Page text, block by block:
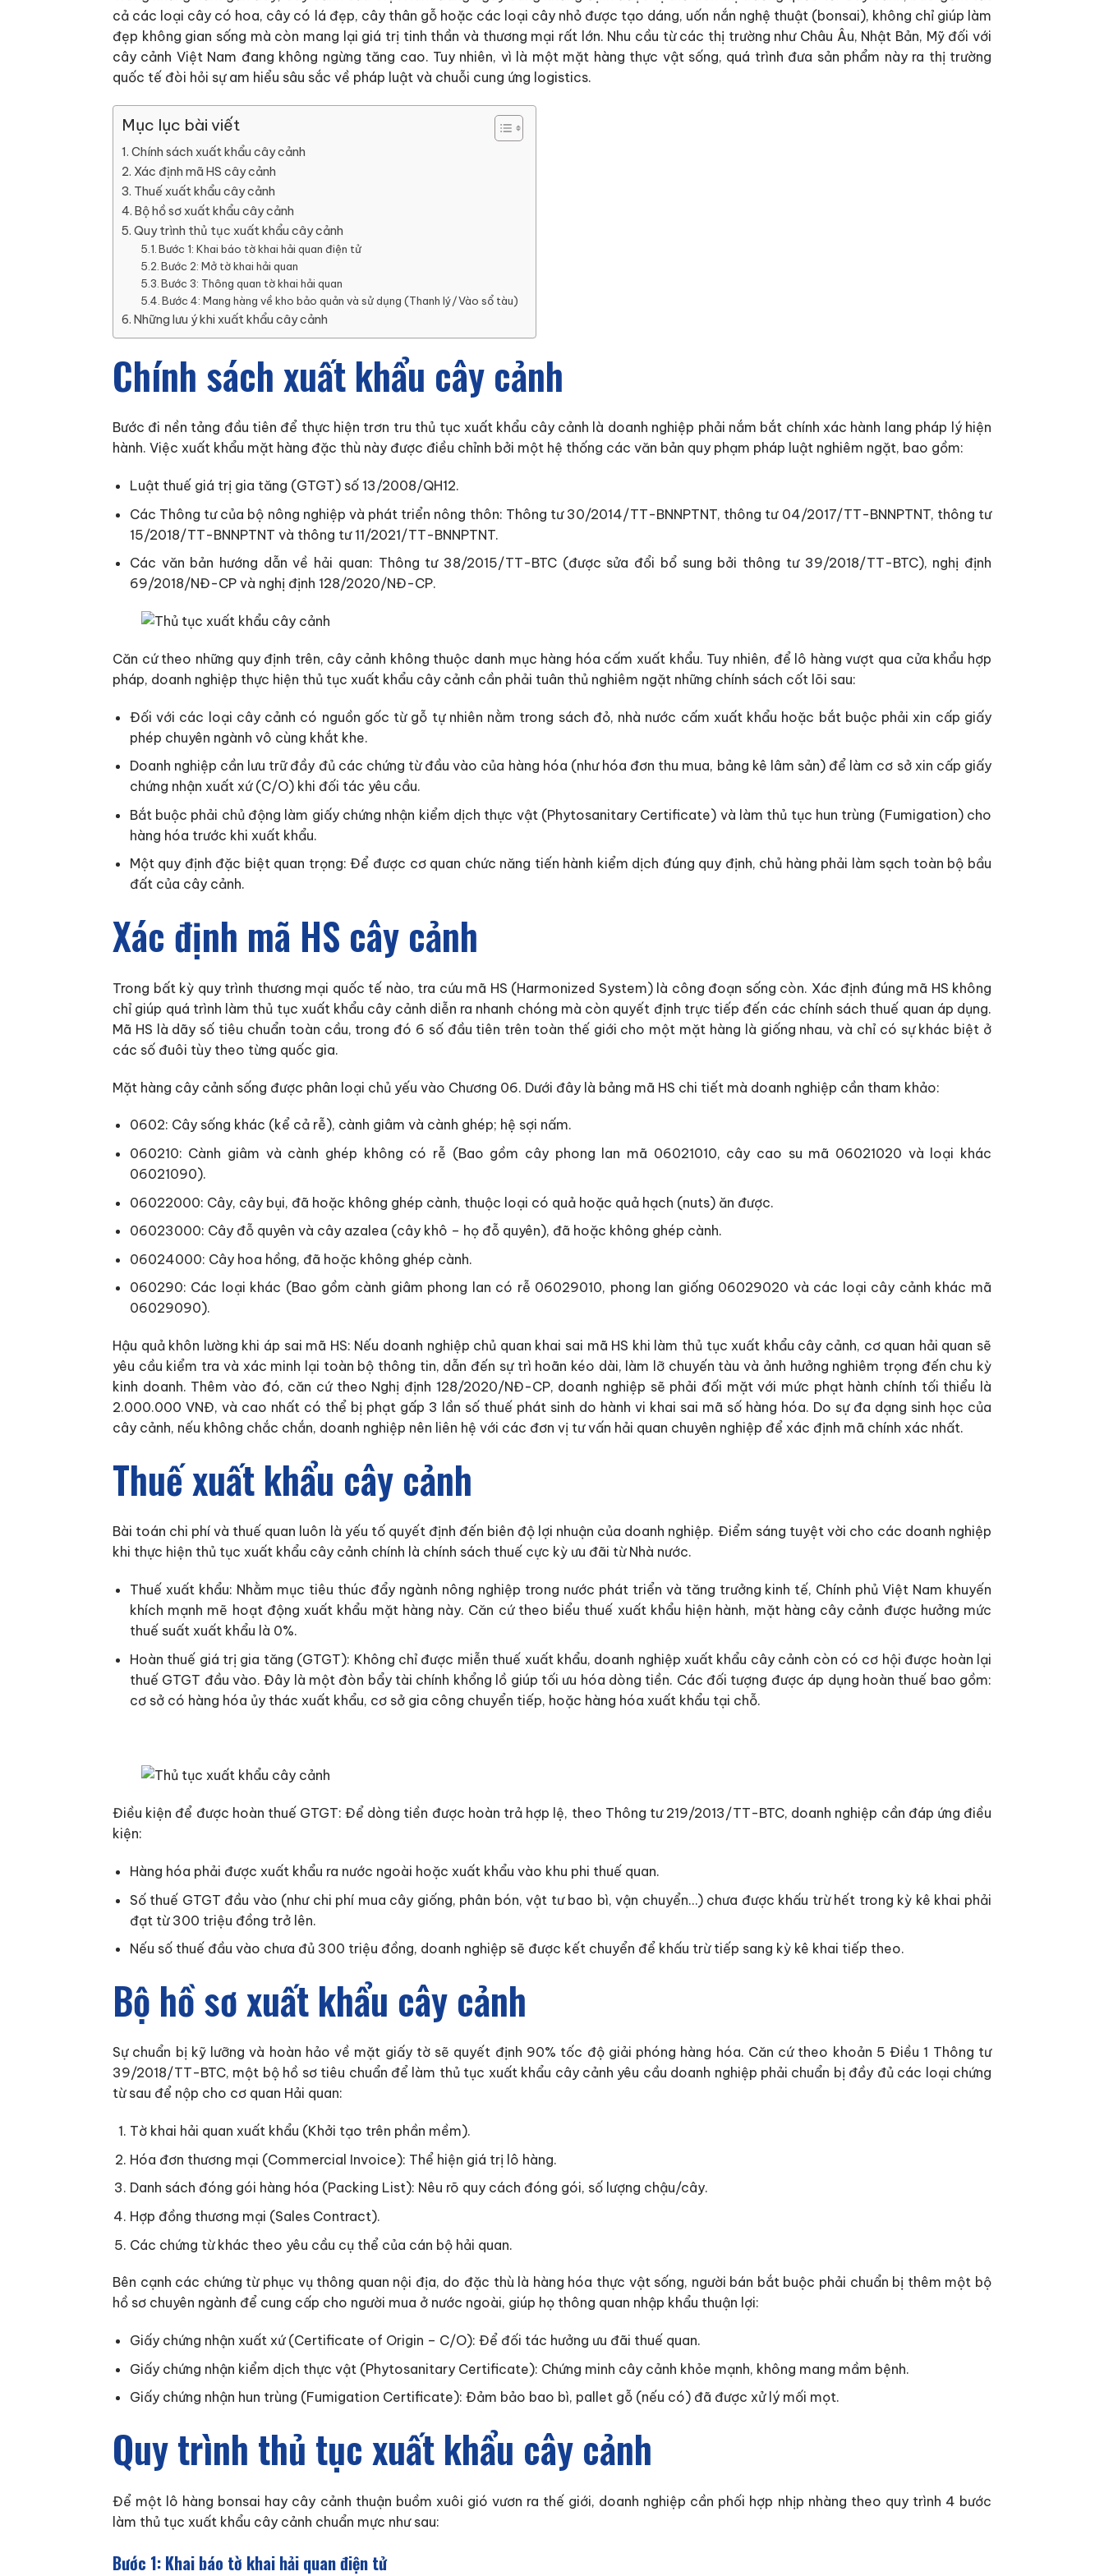
cả các loại cây có hoa, cây có lá đẹp, cây thân gỗ hoặc các loại cây nhỏ được tạo dáng, uốn nắn nghệ thuật (bonsai), không chỉ giúp làm
đẹp không gian sống mà còn mang lại giá trị tinh thần và thương mại rất lớn. Nhu cầu từ các thị trường như Châu Âu, Nhật Bản, Mỹ đối với
cây cảnh Việt Nam đang không ngừng tăng cao. Tuy nhiên, vì là một mặt hàng thực vật sống, quá trình đưa sản phẩm này ra thị trường
quốc tế đòi hỏi sự am hiểu sâu sắc về pháp luật và chuỗi cung ứng logistics.
Mục lục bài viết
Chính sách xuất khẩu cây cảnh
Xác định mã HS cây cảnh
Thuế xuất khẩu cây cảnh
Bộ hồ sơ xuất khẩu cây cảnh
Quy trình thủ tục xuất khẩu cây cảnh
Bước 1: Khai báo tờ khai hải quan điện tử
Bước 2: Mở tờ khai hải quan
Bước 3: Thông quan tờ khai hải quan
Bước 4: Mang hàng về kho bảo quản và sử dụng (Thanh lý/Vào sổ tàu)
Những lưu ý khi xuất khẩu cây cảnh
Chính sách xuất khẩu cây cảnh
Bước đi nền tảng đầu tiên để thực hiện trơn tru thủ tục xuất khẩu cây cảnh là doanh nghiệp phải nắm bắt chính xác hành lang pháp lý hiện
hành. Việc xuất khẩu mặt hàng đặc thù này được điều chỉnh bởi một hệ thống các văn bản quy phạm pháp luật nghiêm ngặt, bao gồm:
Luật thuế giá trị gia tăng (GTGT) số 13/2008/QH12.
Các Thông tư của bộ nông nghiệp và phát triển nông thôn: Thông tư 30/2014/TT-BNNPTNT, thông tư 04/2017/TT-BNNPTNT, thông tư
15/2018/TT-BNNPTNT và thông tư 11/2021/TT-BNNPTNT.
Các văn bản hướng dẫn về hải quan: Thông tư 38/2015/TT-BTC (được sửa đổi bổ sung bởi thông tư 39/2018/TT-BTC), nghị định
69/2018/NĐ-CP và nghị định 128/2020/NĐ-CP.
Căn cứ theo những quy định trên, cây cảnh không thuộc danh mục hàng hóa cấm xuất khẩu. Tuy nhiên, để lô hàng vượt qua cửa khẩu hợp
pháp, doanh nghiệp thực hiện thủ tục xuất khẩu cây cảnh cần phải tuân thủ nghiêm ngặt những chính sách cốt lõi sau:
Đối với các loại cây cảnh có nguồn gốc từ gỗ tự nhiên nằm trong sách đỏ, nhà nước cấm xuất khẩu hoặc bắt buộc phải xin cấp giấy
phép chuyên ngành vô cùng khắt khe.
Doanh nghiệp cần lưu trữ đầy đủ các chứng từ đầu vào của hàng hóa (như hóa đơn thu mua, bảng kê lâm sản) để làm cơ sở xin cấp giấy
chứng nhận xuất xứ (C/O) khi đối tác yêu cầu.
Bắt buộc phải chủ động làm giấy chứng nhận kiểm dịch thực vật (Phytosanitary Certificate) và làm thủ tục hun trùng (Fumigation) cho
hàng hóa trước khi xuất khẩu.
Một quy định đặc biệt quan trọng: Để được cơ quan chức năng tiến hành kiểm dịch đúng quy định, chủ hàng phải làm sạch toàn bộ bầu
đất của cây cảnh.
Xác định mã HS cây cảnh
Trong bất kỳ quy trình thương mại quốc tế nào, tra cứu mã HS (Harmonized System) là công đoạn sống còn. Xác định đúng mã HS không
chỉ giúp quá trình làm thủ tục xuất khẩu cây cảnh diễn ra nhanh chóng mà còn quyết định trực tiếp đến các chính sách thuế quan áp dụng.
Mã HS là dãy số tiêu chuẩn toàn cầu, trong đó 6 số đầu tiên trên toàn thế giới cho một mặt hàng là giống nhau, và chỉ có sự khác biệt ở
các số đuôi tùy theo từng quốc gia.
Mặt hàng cây cảnh sống được phân loại chủ yếu vào Chương 06. Dưới đây là bảng mã HS chi tiết mà doanh nghiệp cần tham khảo:
0602: Cây sống khác (kể cả rễ), cành giâm và cành ghép; hệ sợi nấm.
060210: Cành giâm và cành ghép không có rễ (Bao gồm cây phong lan mã 06021010, cây cao su mã 06021020 và loại khác
06021090).
06022000: Cây, cây bụi, đã hoặc không ghép cành, thuộc loại có quả hoặc quả hạch (nuts) ăn được.
06023000: Cây đỗ quyên và cây azalea (cây khô – họ đỗ quyên), đã hoặc không ghép cành.
06024000: Cây hoa hồng, đã hoặc không ghép cành.
060290: Các loại khác (Bao gồm cành giâm phong lan có rễ 06029010, phong lan giống 06029020 và các loại cây cảnh khác mã
06029090).
Hậu quả khôn lường khi áp sai mã HS: Nếu doanh nghiệp chủ quan khai sai mã HS khi làm thủ tục xuất khẩu cây cảnh, cơ quan hải quan sẽ
yêu cầu kiểm tra và xác minh lại toàn bộ thông tin, dẫn đến sự trì hoãn kéo dài, làm lỡ chuyến tàu và ảnh hưởng nghiêm trọng đến chu kỳ
kinh doanh. Thêm vào đó, căn cứ theo Nghị định 128/2020/NĐ-CP, doanh nghiệp sẽ phải đối mặt với mức phạt hành chính tối thiểu là
2.000.000 VNĐ, và cao nhất có thể bị phạt gấp 3 lần số thuế phát sinh do hành vi khai sai mã số hàng hóa. Do sự đa dạng sinh học của
cây cảnh, nếu không chắc chắn, doanh nghiệp nên liên hệ với các đơn vị tư vấn hải quan chuyên nghiệp để xác định mã chính xác nhất.
Thuế xuất khẩu cây cảnh
Bài toán chi phí và thuế quan luôn là yếu tố quyết định đến biên độ lợi nhuận của doanh nghiệp. Điểm sáng tuyệt vời cho các doanh nghiệp
khi thực hiện thủ tục xuất khẩu cây cảnh chính là chính sách thuế cực kỳ ưu đãi từ Nhà nước.
Thuế xuất khẩu: Nhằm mục tiêu thúc đẩy ngành nông nghiệp trong nước phát triển và tăng trưởng kinh tế, Chính phủ Việt Nam khuyến
khích mạnh mẽ hoạt động xuất khẩu mặt hàng này. Căn cứ theo biểu thuế xuất khẩu hiện hành, mặt hàng cây cảnh được hưởng mức
thuế suất xuất khẩu là 0%.
Hoàn thuế giá trị gia tăng (GTGT): Không chỉ được miễn thuế xuất khẩu, doanh nghiệp xuất khẩu cây cảnh còn có cơ hội được hoàn lại
thuế GTGT đầu vào. Đây là một đòn bẩy tài chính khổng lồ giúp tối ưu hóa dòng tiền. Các đối tượng được áp dụng hoàn thuế bao gồm:
cơ sở có hàng hóa ủy thác xuất khẩu, cơ sở gia công chuyển tiếp, hoặc hàng hóa xuất khẩu tại chỗ.
Điều kiện để được hoàn thuế GTGT: Để dòng tiền được hoàn trả hợp lệ, theo Thông tư 219/2013/TT-BTC, doanh nghiệp cần đáp ứng điều
kiện:
Hàng hóa phải được xuất khẩu ra nước ngoài hoặc xuất khẩu vào khu phi thuế quan.
Số thuế GTGT đầu vào (như chi phí mua cây giống, phân bón, vật tư bao bì, vận chuyển…) chưa được khấu trừ hết trong kỳ kê khai phải
đạt từ 300 triệu đồng trở lên.
Nếu số thuế đầu vào chưa đủ 300 triệu đồng, doanh nghiệp sẽ được kết chuyển để khấu trừ tiếp sang kỳ kê khai tiếp theo.
Bộ hồ sơ xuất khẩu cây cảnh
Sự chuẩn bị kỹ lưỡng và hoàn hảo về mặt giấy tờ sẽ quyết định 90% tốc độ giải phóng hàng hóa. Căn cứ theo khoản 5 Điều 1 Thông tư
39/2018/TT-BTC, một bộ hồ sơ tiêu chuẩn để làm thủ tục xuất khẩu cây cảnh yêu cầu doanh nghiệp phải chuẩn bị đầy đủ các loại chứng
từ sau để nộp cho cơ quan Hải quan:
Tờ khai hải quan xuất khẩu (Khởi tạo trên phần mềm).
Hóa đơn thương mại (Commercial Invoice): Thể hiện giá trị lô hàng.
Danh sách đóng gói hàng hóa (Packing List): Nêu rõ quy cách đóng gói, số lượng chậu/cây.
Hợp đồng thương mại (Sales Contract).
Các chứng từ khác theo yêu cầu cụ thể của cán bộ hải quan.
Bên cạnh các chứng từ phục vụ thông quan nội địa, do đặc thù là hàng hóa thực vật sống, người bán bắt buộc phải chuẩn bị thêm một bộ
hồ sơ chuyên ngành để cung cấp cho người mua ở nước ngoài, giúp họ thông quan nhập khẩu thuận lợi:
Giấy chứng nhận xuất xứ (Certificate of Origin – C/O): Để đối tác hưởng ưu đãi thuế quan.
Giấy chứng nhận kiểm dịch thực vật (Phytosanitary Certificate): Chứng minh cây cảnh khỏe mạnh, không mang mầm bệnh.
Giấy chứng nhận hun trùng (Fumigation Certificate): Đảm bảo bao bì, pallet gỗ (nếu có) đã được xử lý mối mọt.
Quy trình thủ tục xuất khẩu cây cảnh
Để một lô hàng bonsai hay cây cảnh thuận buồm xuôi gió vươn ra thế giới, doanh nghiệp cần phối hợp nhịp nhàng theo quy trình 4 bước
làm thủ tục xuất khẩu cây cảnh chuẩn mực như sau:
Bước 1: Khai báo tờ khai hải quan điện tử